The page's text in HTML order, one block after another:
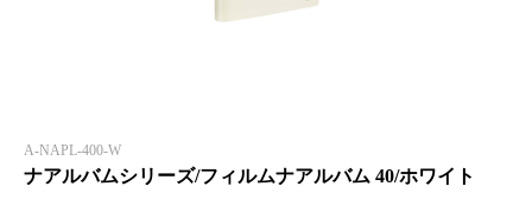
A-NAPL-400-W
ナアルバムシリーズ/フィルムナアルバム 40/ホワイト